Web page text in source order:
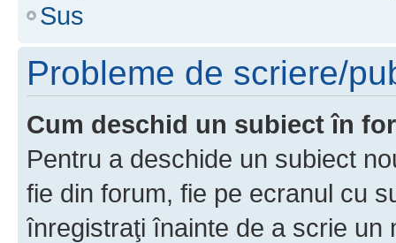
Sus
Probleme de scriere/
Cum deschid un subiect în
Pentru a deschide un subiect
fie din forum, fie pe ecranul cu
înregistraţi înainte de a scrie un